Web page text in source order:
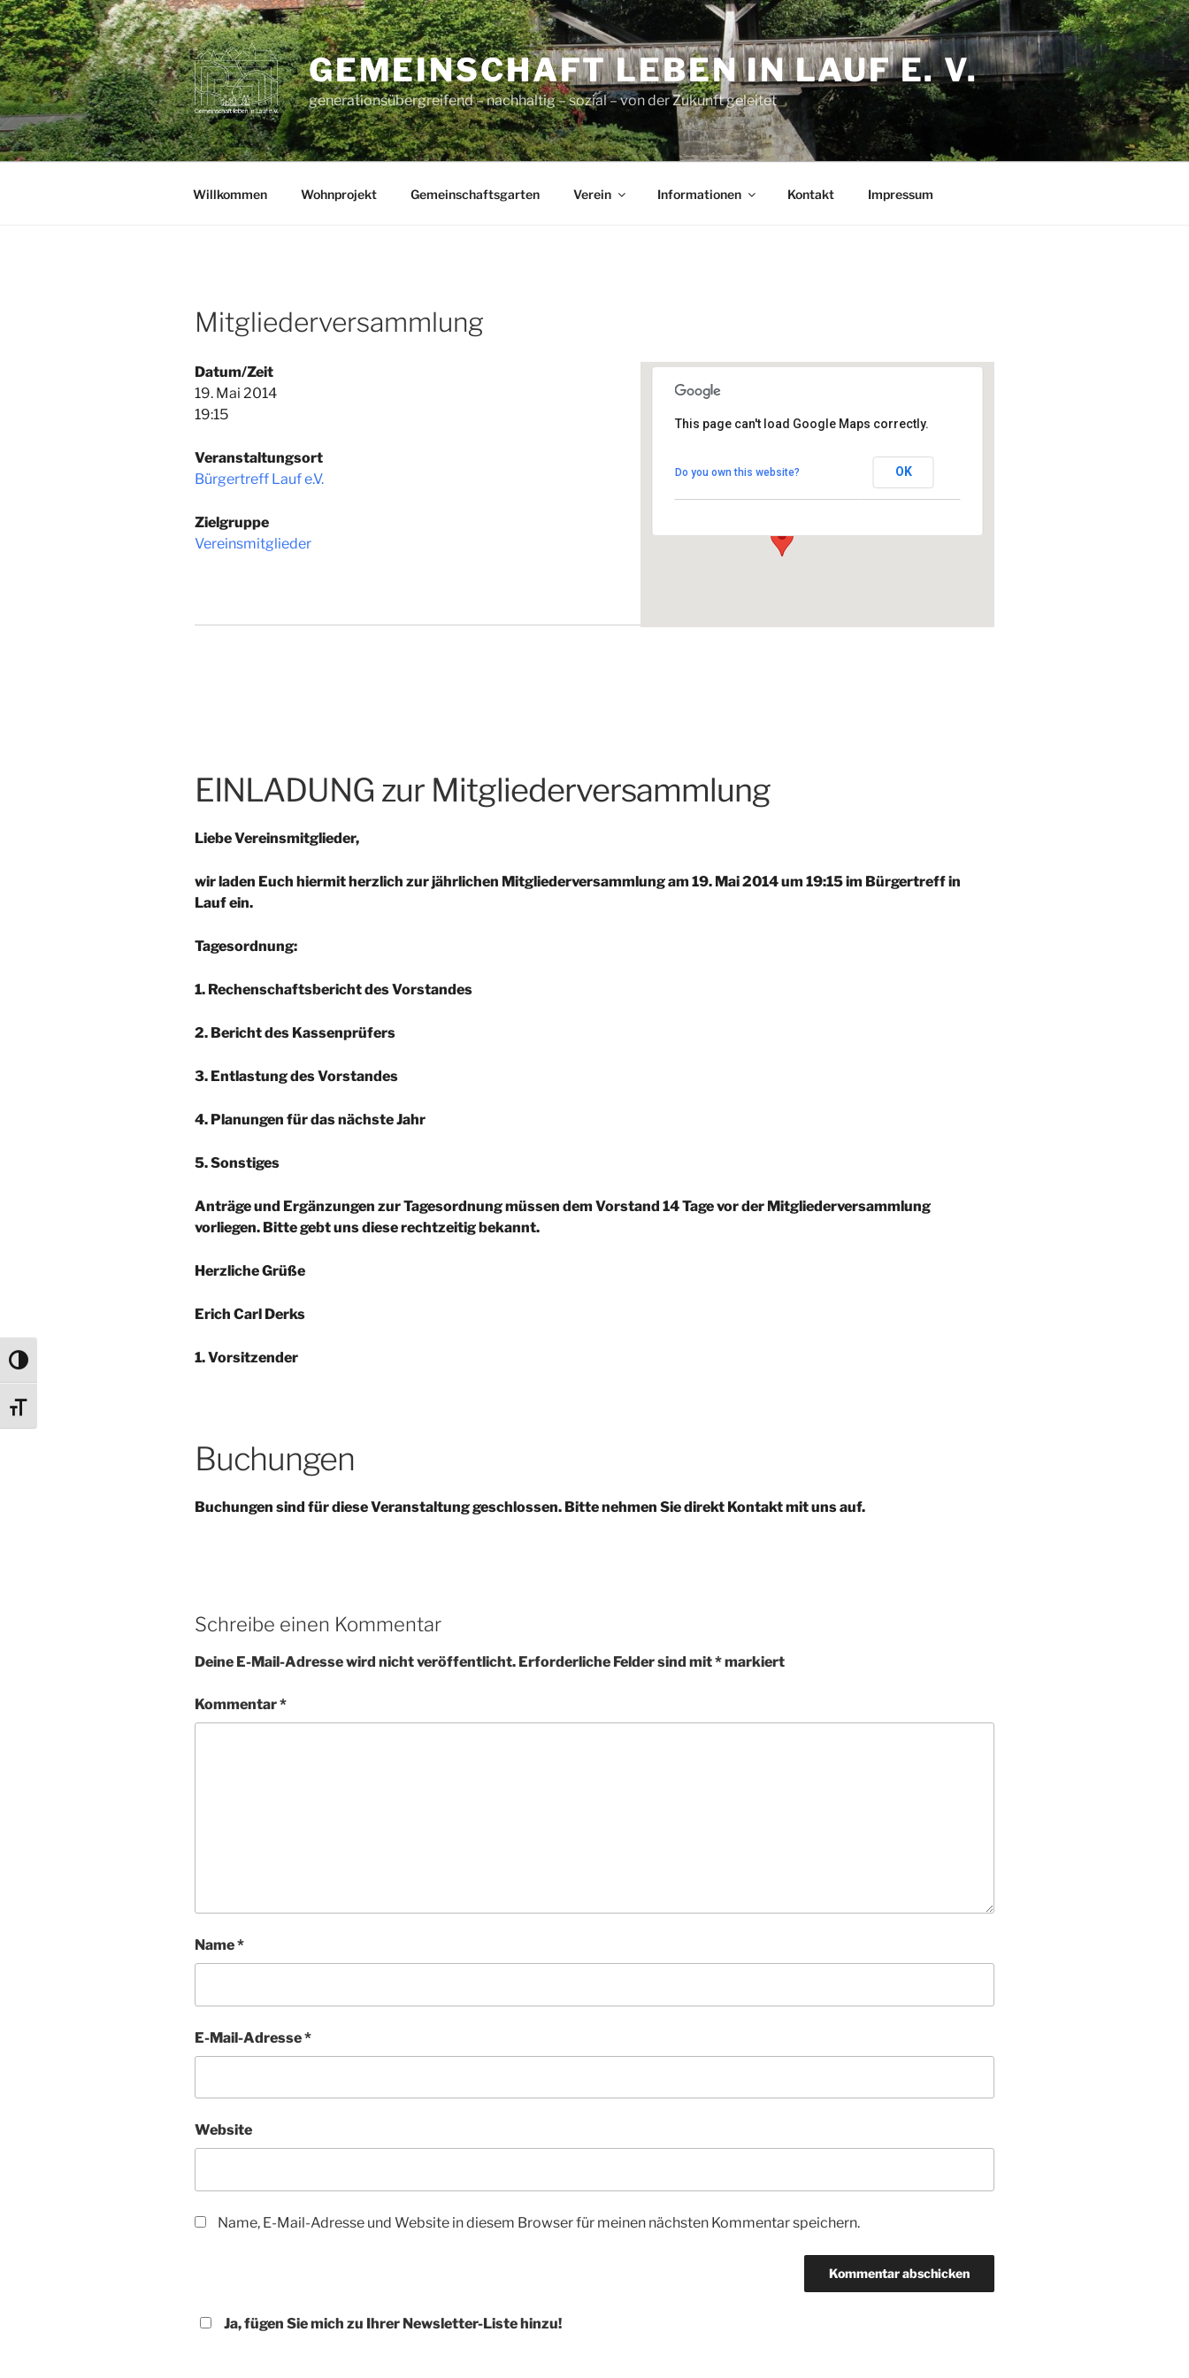
Umschalten auf hohe Kontraste
Schrift vergrößern
Zum
Inhalt
springen
GEMEINSCHAFT LEBEN IN LAUF E. V.
generationsübergreifend – nachhaltig – sozial – von der Zukunft geleitet
Willkommen Wohnprojekt Gemeinschaftsgarten Verein Informationen Kontakt Impressum
Mitgliederversammlung
Bürgertreff Lauf e.V.
Hellergasse 2 - Lauf an der Pegnitz
This page can't load Google Maps correctly.
Do you own this website? OK
Datum/Zeit
19. Mai 2014
19:15
Veranstaltungsort
Bürgertreff Lauf e.V.
Zielgruppe
Vereinsmitglieder
EINLADUNG zur Mitgliederversammlung
Liebe Vereinsmitglieder,
wir laden Euch hiermit herzlich zur jährlichen Mitgliederversammlung am 19. Mai 2014um 19:15im Bürgertreff in
Laufein.
Tagesordnung:
1. Rechenschaftsbericht des Vorstandes
2. Bericht des Kassenprüfers
3. Entlastung des Vorstandes
4. Planungen für das nächste Jahr
5. Sonstiges
Anträge und Ergänzungen zur Tagesordnung müssen dem Vorstand 14 Tage vor der Mitgliederversammlung
vorliegen. Bitte gebt uns diese rechtzeitig bekannt.
Herzliche Grüße
Erich Carl Derks
1. Vorsitzender
Buchungen
Buchungen sind für diese Veranstaltung geschlossen. Bitte nehmen Sie direkt Kontakt mit uns auf.
Schreibe einen Kommentar
Deine E-Mail-Adresse wird nicht veröffentlicht. Erforderliche Felder sind mit*markiert
Kommentar*
Name*
E-Mail-Adresse*
Website
Name, E-Mail-Adresse und Website in diesem Browser für meinen nächsten Kommentar speichern.
Ja, fügen Sie mich zu Ihrer Newsletter-Liste hinzu!